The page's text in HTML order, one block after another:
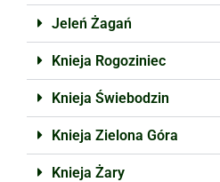
Jeleń Żagań
Knieja Rogoziniec
Knieja Świebodzin
Knieja Zielona Góra
Knieja Żary